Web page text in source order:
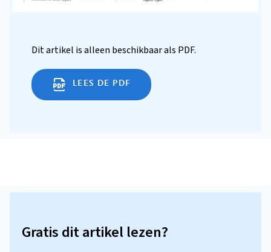
Dit artikel is alleen beschikbaar als PDF.
LEES DE PDF
Gratis dit artikel lezen?